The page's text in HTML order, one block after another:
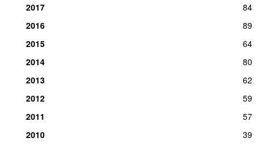
2017
84
2016
89
2015
64
2014
80
2013
62
2012
59
2011
57
2010
39